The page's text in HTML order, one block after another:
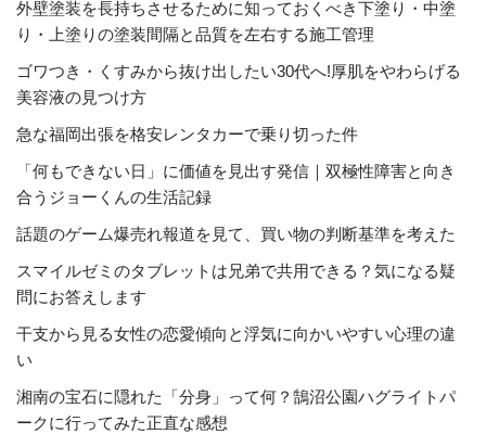
外壁塗装を長持ちさせるために知っておくべき下塗り・中塗
り・上塗りの塗装間隔と品質を左右する施工管理
ゴワつき・くすみから抜け出したい30代へ!厚肌をやわらげる
美容液の見つけ方
急な福岡出張を格安レンタカーで乗り切った件
「何もできない日」に価値を見出す発信｜双極性障害と向き
合うジョーくんの生活記録
話題のゲーム爆売れ報道を見て、買い物の判断基準を考えた
スマイルゼミのタブレットは兄弟で共用できる？気になる疑
問にお答えします
干支から見る女性の恋愛傾向と浮気に向かいやすい心理の違
い
湘南の宝石に隠れた「分身」って何？鵠沼公園ハグライトパ
ークに行ってみた正直な感想